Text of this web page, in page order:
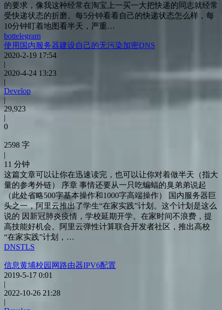
的要求，像我这种经常在淘宝上一买一大把快递的同志就经常
受快递状态的折磨。每5分钟看看自己的快递状态怎么样，每
10分钟盯着地图看半天，严重…
bottelegram
使用国内服务器建设自己的无污染加密DNS
2020-2-19 17:54
|
2020-4-24 13:23
|
Develop
|
29,923
|
0
2598 字
|
11 分钟
这篇文章可以让你在迅速读完，也可以让你对着做半天（指大
量的参考外链） 序章 事情还要从一只吃蝙蝠的臭弟弟说起
（此处省略500字基本操作和1000字高端操作） 国内服务器巨
头之一，阿里云推出了学生“在家实践”计划。这个计划是这么
说的 因新冠肺炎疫情，学校延期开学。在家时间不浪费，提
高技能好机会。阿里云弹性计算联合开发者社区，推出高校
“在家实践”计划，…
DNSTLS
信息黄埔校园网路由器IPV6配置
2019-5-17 0:01
|
2022-10-26 21:28
|